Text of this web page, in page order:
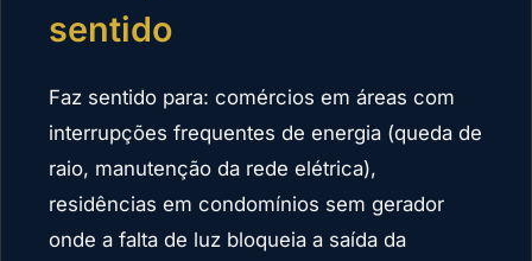
sentido
Faz sentido para: comércios em áreas com
interrupções frequentes de energia (queda de
raio, manutenção da rede elétrica),
residências em condomínios sem gerador
onde a falta de luz bloqueia a saída da